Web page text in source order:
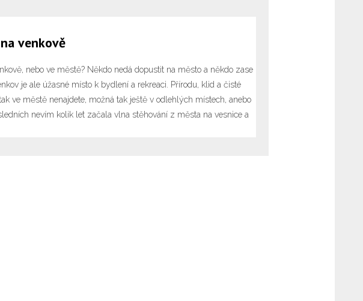
venkově
nebo ve městě? Někdo nedá dopustit na město a někdo zase
je ale úžasné místo k bydlení a rekreaci. Přírodu, klid a čisté
ve městě nenajdete, možná tak ještě v odlehlých místech, anebo
nevím kolik let začala vlna stěhování z města na vesnice a